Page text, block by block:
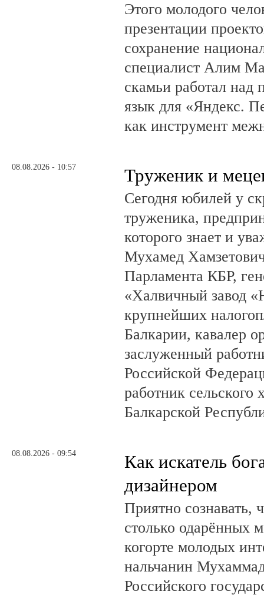
Этого молодого
презентации
сохранение
специалист Алим
скамьи работал над
язык для «Яндекс.
как инструмент
08.08.2026 - 10:57 Труженик и
Сегодня юбилей у
труженика,
которого знает и
Мухамед
Парламента КБР,
«Халвичный завод
крупнейших
Балкарии, кавалер
заслуженный
Российской
работник сельского
Балкарской
08.08.2026 - 09:54
Как искатель
дизайнером
Приятно сознавать,
столько одарённых
когорте молодых
нальчанин
Российского